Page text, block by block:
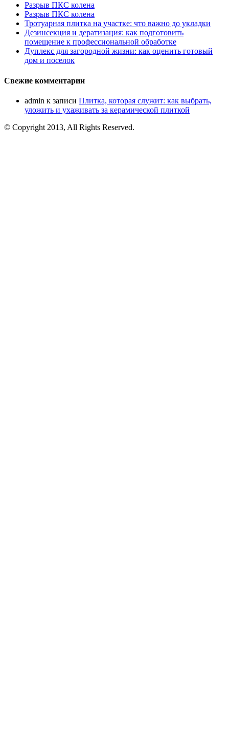
Разрыв ПКС колена
Разрыв ПКС колена
Тротуарная плитка на участке: что важно до укладки
Дезинсекция и дератизация: как подготовить
помещение к профессиональной обработке
Дуплекс для загородной жизни: как оценить готовый
дом и поселок
Свежие комментарии
admin к записи Плитка, которая служит: как выбрать,
уложить и ухаживать за керамической плиткой
© Copyright 2013, All Rights Reserved.